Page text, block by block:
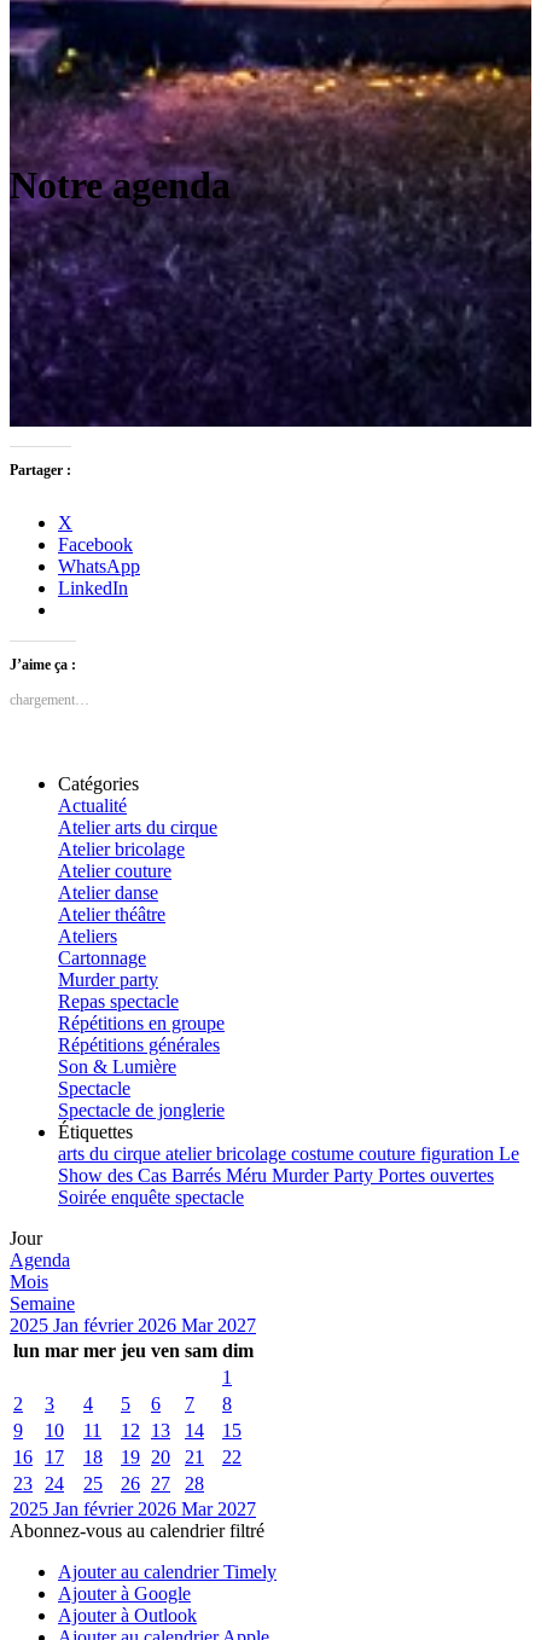
Notre agenda
Partager :
X
Facebook
WhatsApp
LinkedIn
J’aime ça :
chargement…
Catégories
Actualité
Atelier arts du cirque
Atelier bricolage
Atelier couture
Atelier danse
Atelier théâtre
Ateliers
Cartonnage
Murder party
Repas spectacle
Répétitions en groupe
Répétitions générales
Son & Lumière
Spectacle
Spectacle de jonglerie
Étiquettes
arts du cirque atelierbricolage costume couture figuration Le
Show des Cas Barrés Méru Murder Party Portes ouvertes
Soirée enquête spectacle
Jour
Agenda
Mois
Semaine
2025 Jan février 2026 Mar 2027
lun mar mer jeu ven sam dim
1
2
3 4 5 6 7
8
9
10 11 12 13 14
15
16
17 18 19 20 21
22
23
24 25 26 27
28
2025 Jan février 2026 Mar 2027
Abonnez-vous au calendrier filtré
Ajouter au calendrier Timely
Ajouter à Google
Ajouter à Outlook